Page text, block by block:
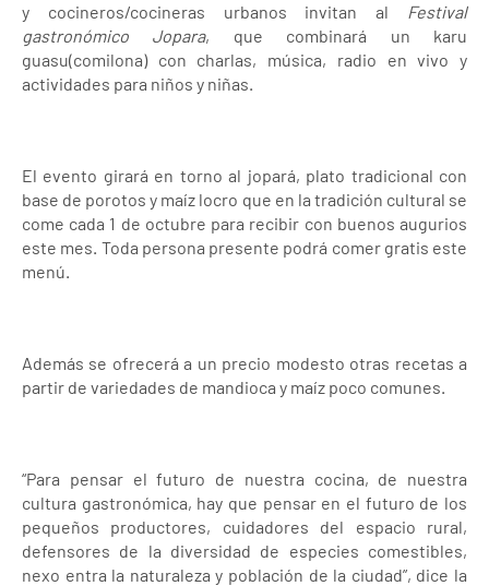
y cocineros/cocineras urbanos invitan al
Festival
gastronómico Jopara, que combinará un karu
guasu(comilona) con charlas, música, radio en vivo y
actividades para niños y niñas.
El evento girará en torno al jopará, plato tradicional con
base de porotos y maíz locro que en la tradición cultural se
come cada 1 de octubre para recibir con buenos augurios
este mes. Toda persona presente podrá comer gratis este
menú.
Además se ofrecerá a un precio modesto otras recetas a
partir de variedades de mandioca y maíz poco comunes.
“Para pensar el futuro de nuestra cocina, de nuestra
cultura gastronómica, hay que pensar en el futuro de los
pequeños productores, cuidadores del espacio rural,
defensores de la diversidad de especies comestibles,
nexo entra la naturaleza y población de la ciudad”, dice la